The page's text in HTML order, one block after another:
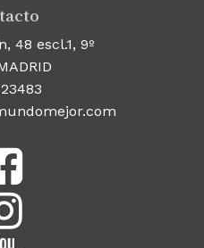
48 escl.1, 9º